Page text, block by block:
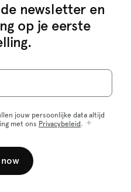
newsletter en
op je eerste
jouw persoonlijke data altijd
met ons Privacybeleid .